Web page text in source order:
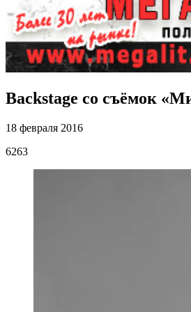
Backstage со съёмок
18 февраля 2016
6263